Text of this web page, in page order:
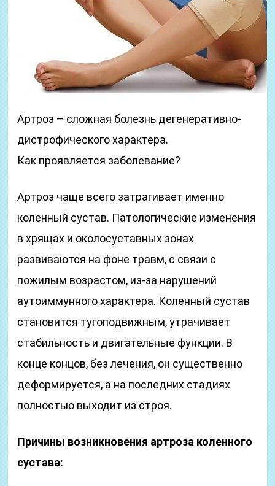
Артроз – сложная болезнь дегенеративно-
дистрофического характера.
Как проявляется заболевание?
Артроз чаще всего затрагивает именно
коленный сустав. Патологические изменения
в хрящах и околосуставных зонах
развиваются на фоне травм, с связи с
пожилым возрастом, из-за нарушений
аутоиммунного характера. Коленный сустав
становится тугоподвижным, утрачивает
стабильность и двигательные функции. В
конце концов, без лечения, он существенно
деформируется, а на последних стадиях
полностью выходит из строя.
Причины возникновения артроза коленного
сустава: